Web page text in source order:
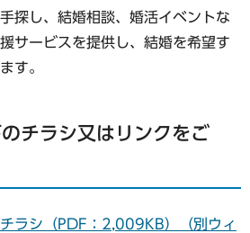
探し、結婚相談、婚活イベントな
サービスを提供し、結婚を希望す
す。
チラシ又はリンクをご
チラシ（PDF：2,009KB）（別ウィ